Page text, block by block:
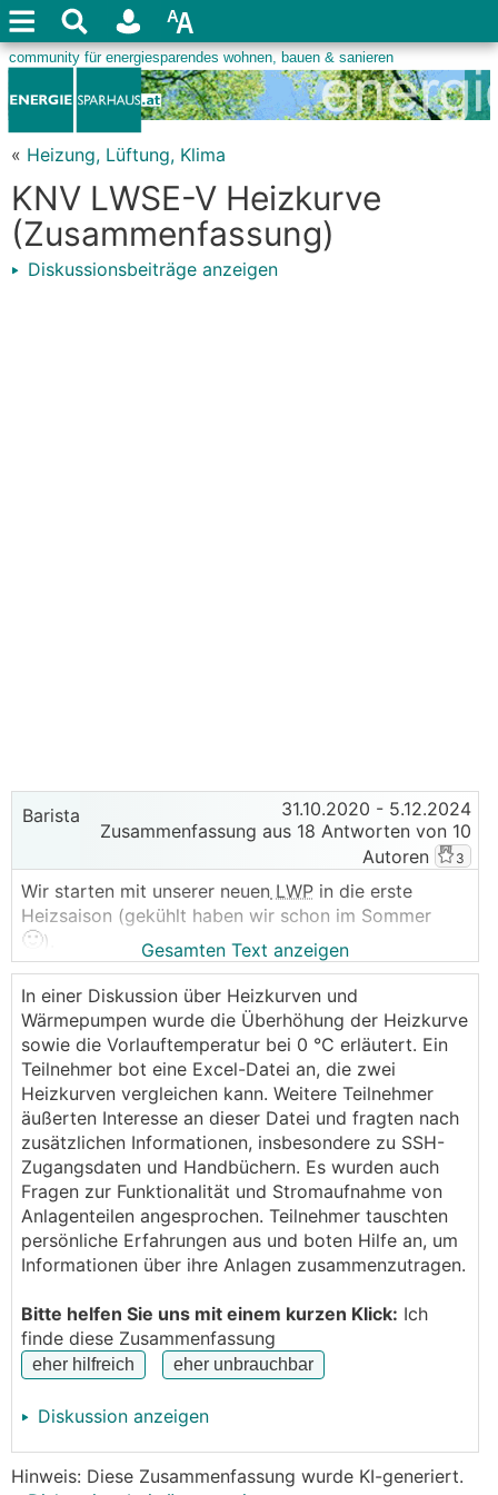
« Heizung, Lüftung, Klima
KNV LWSE-V Heizkurve
(Zusammenfassung)
Diskussionsbeiträge anzeigen
Barista 31.10.2020 - 5.12.2024
Zusammenfassung aus 18 Antworten von 10
Autoren
3
Wir starten mit unserer neuen LWP in die erste
Heizsaison (gekühlt haben wir schon im Sommer
🙂).
Ich beschäftige mich nun schon seit einiger Zeit mit
der Heizkurve und blicke (bei dieserWP) nicht ganz
durch. Die Beschreibung dazu ist im Handbuch (für
Installateure!) eher mager:
Gesamten Text anzeigen
In einer Diskussion über Heizkurven und
Wärmepumpen wurde die Überhöhung der Heizkurve
sowie die Vorlauftemperatur bei 0 °C erläutert. Ein
Teilnehmer bot eine Excel-Datei an, die zwei
Heizkurven vergleichen kann. Weitere Teilnehmer
äußerten Interesse an dieser Datei und fragten nach
zusätzlichen Informationen, insbesondere zu SSH-
Zugangsdaten und Handbüchern. Es wurden auch
Fragen zur Funktionalität und Stromaufnahme von
Anlagenteilen angesprochen. Teilnehmer tauschten
persönliche Erfahrungen aus und boten Hilfe an, um
Informationen über ihre Anlagen zusammenzutragen.
Bitte helfen Sie uns mit einem kurzen Klick: Ich
finde diese Zusammenfassung
Diskussion anzeigen
Hinweis: Diese Zusammenfassung wurde KI-generiert.